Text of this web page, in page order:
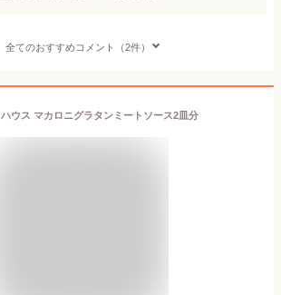
全てのおすすめコメント（2件）
ハウス マカロニグラタンミートソース2皿分